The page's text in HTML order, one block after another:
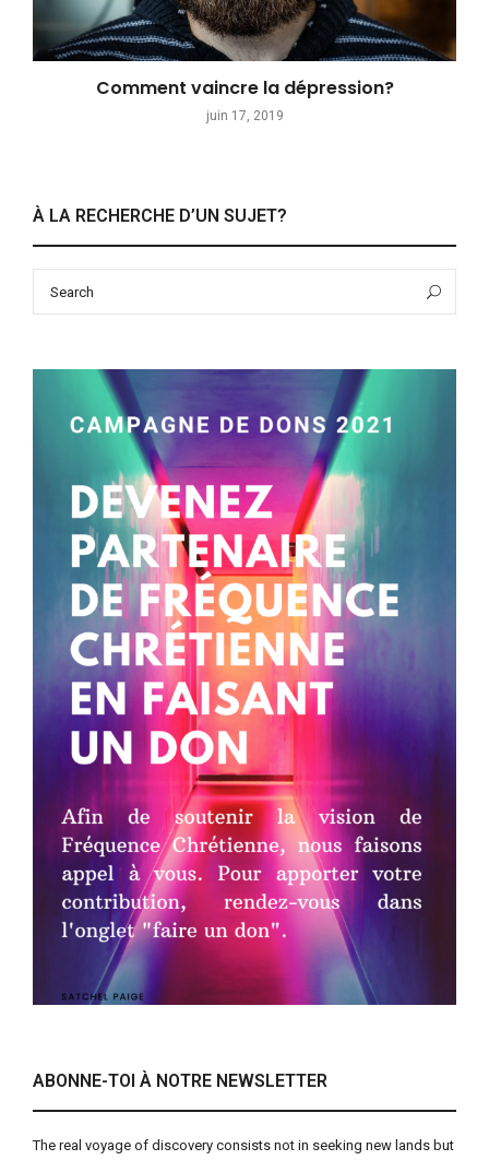
Comment vaincre la dépression?
juin 17, 2019
À LA RECHERCHE D’UN SUJET?
ABONNE-TOI À NOTRE NEWSLETTER
The real voyage of discovery consists not in seeking new lands but